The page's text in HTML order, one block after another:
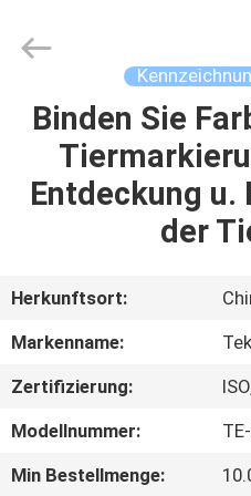
ZU
HAUSE
ÜBER
UNS
INDUSTRY
Reserved.Binden Sie
Entdeckung u.
der
Herkunftsort:
Markenname:
Zertifizierung:
Modellnummer:
Min Bestellmenge: